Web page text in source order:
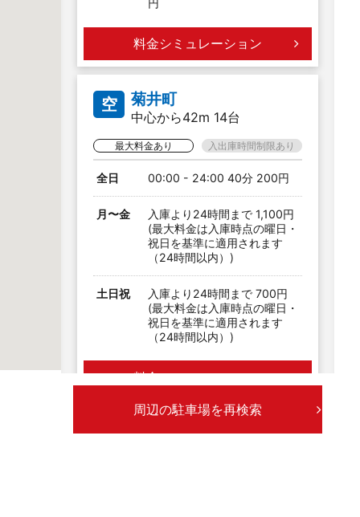
円
料金シミュレーション
空 菊井町
中心から42m 14台
最大料金あり 入出庫時間制限あり
全日 00:00 - 24:00 40分 200円
月〜金
入庫より24時間まで 1,100円
(最大料金は入庫時点の曜日・
祝日を基準に適用されます
（24時間以内）)
土日祝
入庫より24時間まで 700円
(最大料金は入庫時点の曜日・
祝日を基準に適用されます
（24時間以内）)
料金シミュレーション
空 新道２丁目
周辺の駐車場を再検索